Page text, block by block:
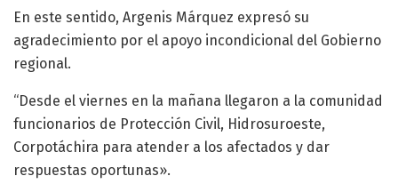
En este sentido, Argenis Márquez expresó su
agradecimiento por el apoyo incondicional del Gobierno
regional.
“Desde el viernes en la mañana llegaron a la comunidad
funcionarios de Protección Civil, Hidrosuroeste,
Corpotáchira para atender a los afectados y dar
respuestas oportunas».